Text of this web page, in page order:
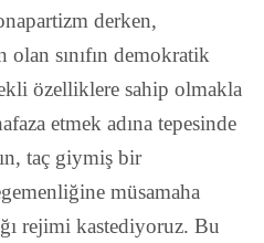
derken,
olan sınıfın demokratik
özelliklere sahip olmakla
etmek adına tepesinde
taç giymiş bir
müsamaha
rejimi kastediyoruz. Bu